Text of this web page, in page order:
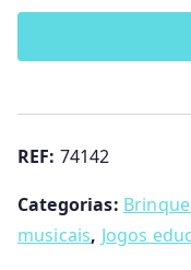
Panda
REF: 74142
Categorias:
musicais, Jogos